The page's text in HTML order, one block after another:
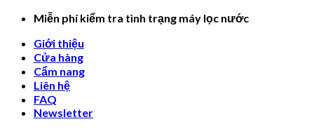
Skip
content
Miễn phí kiểm tra tình trạng máy lọc nước
Giới thiệu
Cửa hàng
Cẩm nang
Liên hệ
FAQ
Newsletter